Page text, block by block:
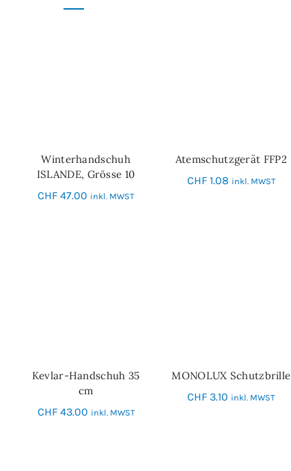
IN DEN WARENKORB
Winterhandschuh
ISLANDE, Grösse 10
CHF 47.00 inkl. MWST
IN DEN WARENKORB
Atemschutzgerät FFP2
CHF1.08 inkl. MWST
IN DEN WARENKORB
Kevlar-Handschuh 35
cm
CHF43.00 inkl. MWST
IN DEN WARENKORB
MONOLUX Schutzbrille
CHF 3.10 inkl. MWST